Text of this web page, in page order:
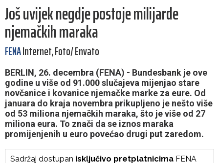
Još uvijek negdje postoje milijarde
njemačkih maraka
FENAInternet, Foto/ Envato
BERLIN, 26. decembra (FENA) - Bundesbank je ove
godine u više od 91.000 slučajeva mijenjao stare
novčanice i kovanice njemačke marke za eure. Od
januara do kraja novembra prikupljeno je nešto više
od 53 miliona njemačkih maraka, što je više od 27
miliona eura. To znači da se iznos maraka
promijenjenih u euro povećao drugi put zaredom.
Sadržaj dostupan isključivo pretplatnicima FENA